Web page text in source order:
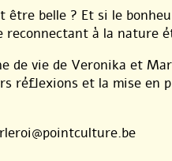
belle ? Et si le
reconnectant à la nature
de vie de Veronika et
réflexions et la mise en